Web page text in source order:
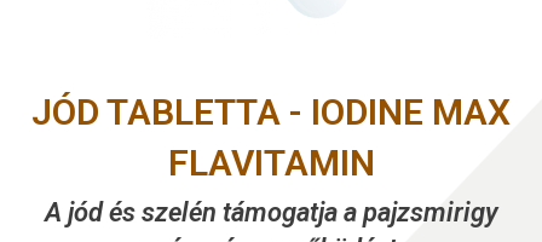
JÓD TABLETTA - IODINE MAX
FLAVITAMIN
A jód és szelén támogatja a pajzsmirigy